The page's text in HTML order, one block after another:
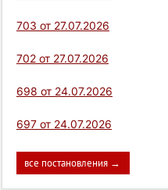
703 от 27.07.2026
702 от 27.07.2026
698 от 24.07.2026
697 от 24.07.2026
все постановления →